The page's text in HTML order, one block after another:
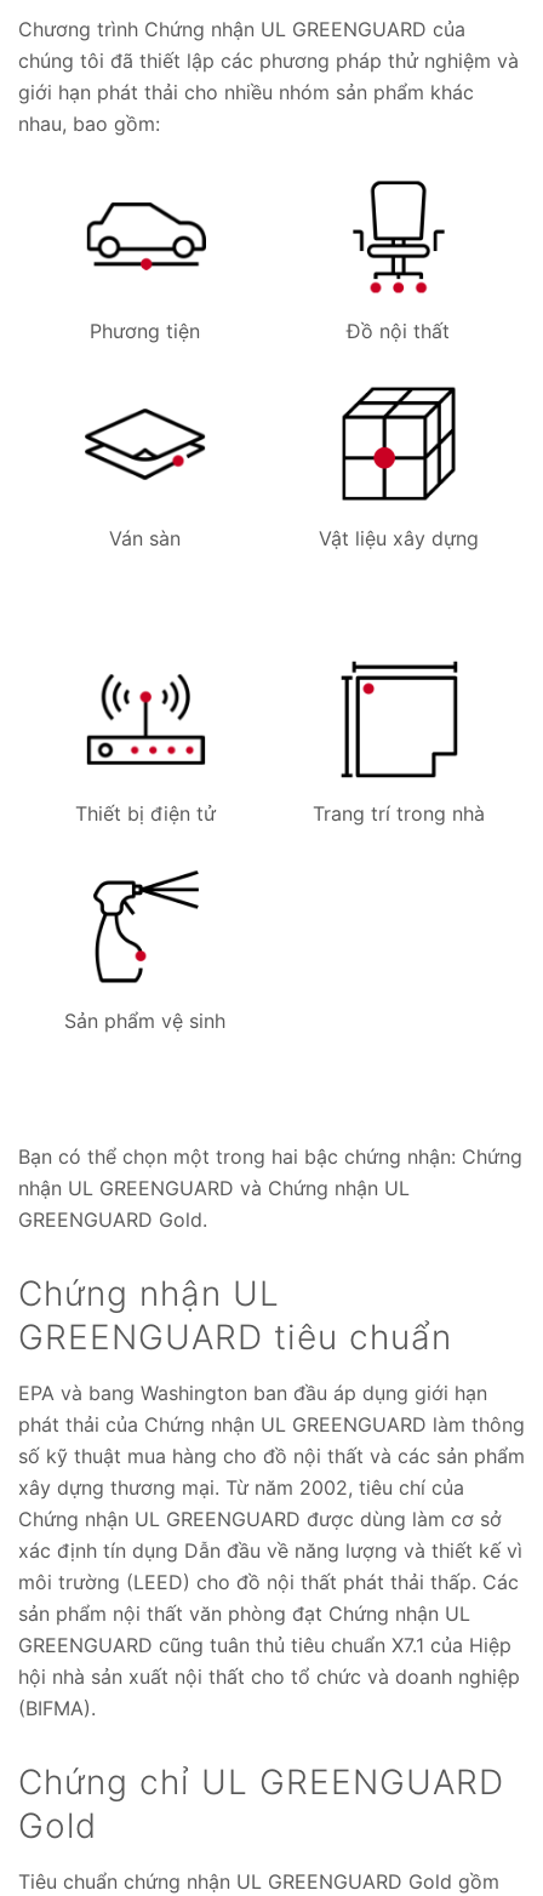
Chương trình Chứng nhận UL GREENGUARD của
chúng tôi đã thiết lập các phương pháp thử nghiệm và
giới hạn phát thải cho nhiều nhóm sản phẩm khác
nhau, bao gồm:
Phương tiện Đồ nội thất
Ván sàn Vật liệu xây dựng
Thiết bị điện tử Trang trí trong nhà
Sản phẩm vệ sinh
Bạn có thể chọn một trong hai bậc chứng nhận: Chứng
nhận UL GREENGUARD và Chứng nhận UL
GREENGUARD Gold.
Chứng nhận UL
GREENGUARD tiêu chuẩn
EPA và bang Washington ban đầu áp dụng giới hạn
phát thải của Chứng nhận UL GREENGUARD làm thông
số kỹ thuật mua hàng cho đồ nội thất và các sản phẩm
xây dựng thương mại. Từ năm 2002, tiêu chí của
Chứng nhận UL GREENGUARD được dùng làm cơ sở
xác định tín dụng Dẫn đầu về năng lượng và thiết kế vì
môi trường (LEED) cho đồ nội thất phát thải thấp. Các
sản phẩm nội thất văn phòng đạt Chứng nhận UL
GREENGUARD cũng tuân thủ tiêu chuẩn X7.1 của Hiệp
hội nhà sản xuất nội thất cho tổ chức và doanh nghiệp
(BIFMA).
Chứng chỉ UL GREENGUARD
Gold
Tiêu chuẩn chứng nhận UL GREENGUARD Gold gồm